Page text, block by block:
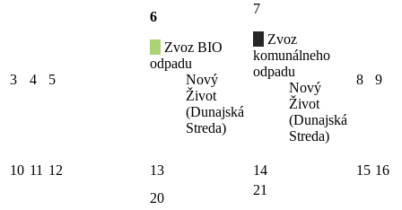
3 4 5
6
Zvoz BIO
odpadu
Nový
Život
(Dunajská
Streda)
7
Zvoz
komunálneho
odpadu
Nový
Život
(Dunajská
Streda)
8 9
10 11 12 13 14 15 16
20
21